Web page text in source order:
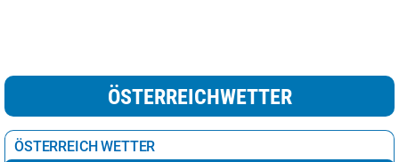
ÖSTERREICHWETTER
ÖSTERREICH WETTER